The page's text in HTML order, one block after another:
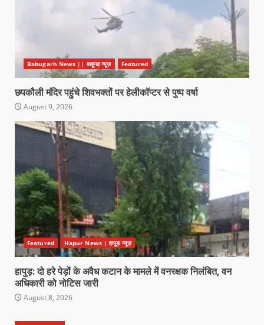
Babugarh News || बाबूगढ़ न्यूज़ Featured
छपकौली मंदिर पहुंचे शिवभक्तों पर हेलीकॉप्टर से पुष्प वर्षा
August 9, 2026
Featured Hapur News | हापुड़ न्यूज़
हापुड़: दो हरे पेड़ों के अवैध कटान के मामले में वनरक्षक निलंबित, वन
अधिकारी को नोटिस जारी
August 8, 2026